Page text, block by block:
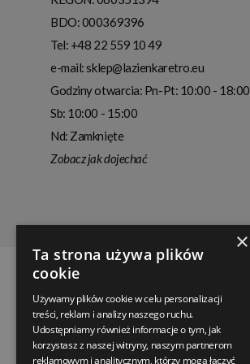
BDO: 000369396
Tel: +48 22 559 10 49
e-mail:sklep@lazienkaretro.eu
Godziny otwarcia: Pn-Pt: 10:00 - 18:00
Sb: 10:00 - 15:00
Nd: Zamknięte
Zobacz jak dojechać
Termin realizacji
×
Ta strona używa plików
cookie
Używamy plików cookie w celu personalizacji
treści, reklam i analizy naszego ruchu.
Udostępniamy również informacje o tym, jak
korzystasz z naszej witryny, naszym partnerom
reklamowym i analitycznym, którzy mogą łączyć